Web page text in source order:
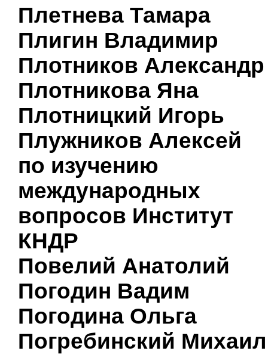
Плетнева Тамара
Плигин Владимир
Плотников Александр
Плотникова Яна
Плотницкий Игорь
Плужников Алексей
по изучению
международных
вопросов Институт
КНДР
Повелий Анатолий
Погодин Вадим
Погодина Ольга
Погребинский Михаил